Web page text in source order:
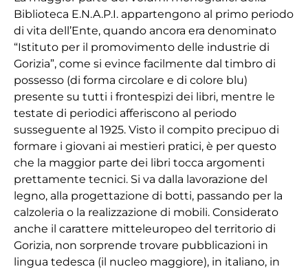
Biblioteca E.N.A.P.I. appartengono al primo periodo
di vita dell’Ente, quando ancora era denominato
“Istituto per il promovimento delle industrie di
Gorizia”, come si evince facilmente dal timbro di
possesso (di forma circolare e di colore blu)
presente su tutti i frontespizi dei libri, mentre le
testate di periodici afferiscono al periodo
susseguente al 1925. Visto il compito precipuo di
formare i giovani ai mestieri pratici, è per questo
che la maggior parte dei libri tocca argomenti
prettamente tecnici. Si va dalla lavorazione del
legno, alla progettazione di botti, passando per la
calzoleria o la realizzazione di mobili. Considerato
anche il carattere mitteleuropeo del territorio di
Gorizia, non sorprende trovare pubblicazioni in
lingua tedesca (il nucleo maggiore), in italiano, in